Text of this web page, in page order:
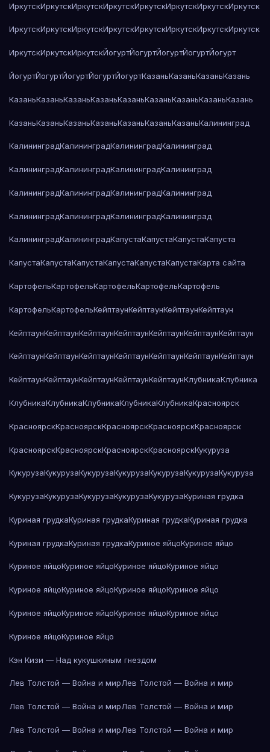
ИркутскИркутскИркутскИркутскИркутскИркутскИркутскИркутск
ИркутскИркутскИркутскИркутскИркутскИркутскИркутскИркутск
ИркутскИркутскИркутскЙогуртЙогуртЙогуртЙогуртЙогурт
ЙогуртЙогуртЙогуртЙогуртЙогуртКазаньКазаньКазаньКазань
КазаньКазаньКазаньКазаньКазаньКазаньКазаньКазаньКазань
КазаньКазаньКазаньКазаньКазаньКазаньКазаньКалининград
КалининградКалининградКалининградКалининград
КалининградКалининградКалининградКалининград
КалининградКалининградКалининградКалининград
КалининградКалининградКалининградКалининград
КалининградКалининградКапустаКапустаКапустаКапуста
КапустаКапустаКапустаКапустаКапустаКапустаКарта сайта
КартофельКартофельКартофельКартофельКартофель
КартофельКартофельКейптаунКейптаунКейптаунКейптаун
КейптаунКейптаунКейптаунКейптаунКейптаунКейптаунКейптаун
КейптаунКейптаунКейптаунКейптаунКейптаунКейптаунКейптаун
КейптаунКейптаунКейптаунКейптаунКейптаунКлубникаКлубника
КлубникаКлубникаКлубникаКлубникаКлубникаКрасноярск
КрасноярскКрасноярскКрасноярскКрасноярскКрасноярск
КрасноярскКрасноярскКрасноярскКрасноярскКукуруза
КукурузаКукурузаКукурузаКукурузаКукурузаКукурузаКукуруза
КукурузаКукурузаКукурузаКукурузаКукурузаКуриная грудка
Куриная грудкаКуриная грудкаКуриная грудкаКуриная грудка
Куриная грудкаКуриная грудкаКуриное яйцоКуриное яйцо
Куриное яйцоКуриное яйцоКуриное яйцоКуриное яйцо
Куриное яйцоКуриное яйцоКуриное яйцоКуриное яйцо
Куриное яйцоКуриное яйцоКуриное яйцоКуриное яйцо
Куриное яйцоКуриное яйцо
Кэн Кизи — Над кукушкиным гнездом
Лев Толстой — Война и мирЛев Толстой — Война и мир
Лев Толстой — Война и мирЛев Толстой — Война и мир
Лев Толстой — Война и мирЛев Толстой — Война и мир